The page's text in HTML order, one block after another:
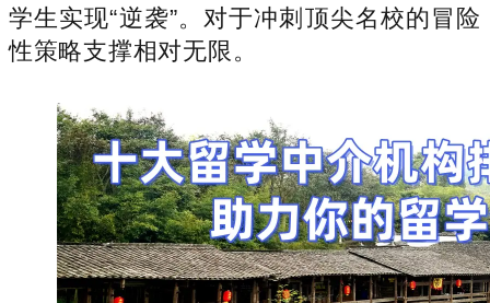
学生实现“逆袭”。对于冲刺顶尖名校的冒险
性策略支撑相对无限。